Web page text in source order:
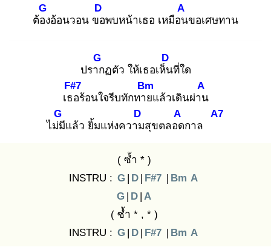
ต้อง
G
อ้อนวอน ขอ
D
พบหน้าเธอ เหมือน
A
ขอเศษทาน
ปราก
G
ฏตัว ให้เธอเห็น
D
ที่ใด
เธอ
F#7
ร้อนใจรีบทักทาย
Bm
แล้วเดินผ่าน
A
ไม่มี
G
แล้ว ยิ้มแห่งความ
D
สุขตลอด
A
กาล
A7
( ซ้ำ * )
INSTRU : G | D | F#7 | Bm A
G | D | A
( ซ้ำ * , * )
INSTRU : G | D | F#7 | Bm A